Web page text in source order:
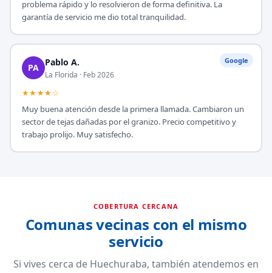
problema rápido y lo resolvieron de forma definitiva. La
garantía de servicio me dio total tranquilidad.
Google
PA Pablo A.
La Florida · Feb 2026
★★★★☆
Muy buena atención desde la primera llamada. Cambiaron un
sector de tejas dañadas por el granizo. Precio competitivo y
trabajo prolijo. Muy satisfecho.
COBERTURA CERCANA
Comunas vecinas con el mismo
servicio
Si vives cerca de Huechuraba, también atendemos en